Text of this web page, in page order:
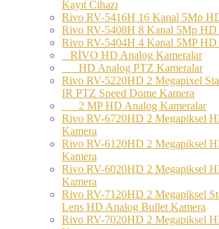
Kayıt Cihazı
Rivo RV-5416H 16 Kanal 5Mp
Rivo RV-5408H 8 Kanal 5Mp HD
Rivo RV-5404H 4 Kanal 5MP HD
RİVO HD Analog Kameralar
HD Analog PTZ Kameralar
Rivo RV-5220HD 2 Megapixel
IR PTZ Speed Dome Kamera
2 MP HD Analog Kameralar
Rivo RV-6720HD 2 Megapiksel
Kamera
Rivo RV-6120HD 2 Megapiksel
Kamera
Rivo RV-6020HD 2 Megapiksel
Kamera
Rivo RV-7120HD 2 Megapiksel
Lens HD Analog Bullet Kamera
Rivo RV-7020HD 2 Megapiksel